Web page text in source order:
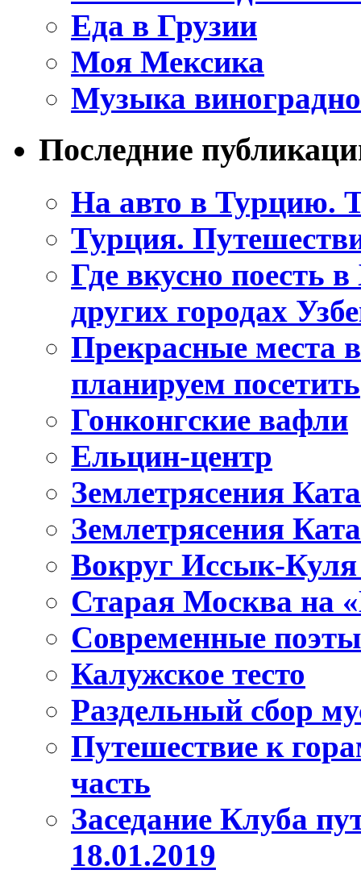
Еда в Грузии
Моя Мексика
Музыка
Последние
На авто в Турцию.
Турция.
Где вкусно поесть
других городах
Прекрасные места
планируем посетить
Гонконгские вафли
Ельцин-центр
Землетрясения
Землетрясения
Вокруг Иссык-
Старая Москва на
Современные
Калужское тесто
Раздельный сбор
Путешествие к
часть
Заседание Клуба
18.01.2019